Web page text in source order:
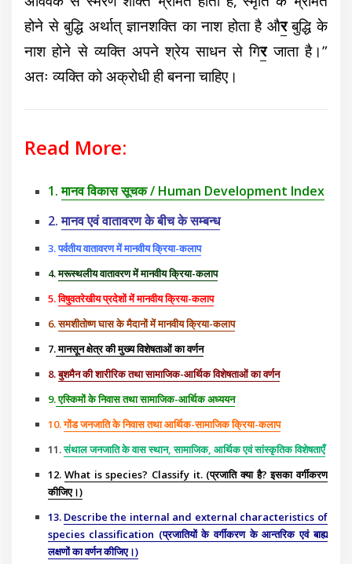
होने से बुद्धि अर्थात् ज्ञानशक्ति का नाश होता है औरबुद्धि के
नाश होने से व्यक्ति अपने श्रेय साधन से गिरजाता है।”
अतः व्यक्ति को अक्रोधी ही बनना चाहिए।
Read More:
1.मानव विकास सूचक / Human Development Index
2.मानव एवं वातावरण के बीच के सम्बन्ध
3.पर्वतीय वातावरण में मानवीय क्रिया-कलाप
4.मरूस्थलीय वातावरण में मानवीय क्रिया-कलाप
5.विषुवतरेखीय प्रदेशों में मानवीय क्रिया-कलाप
6.समशीतोष्ण घास के मैदानों में मानवीय क्रिया-कलाप
7.मानसून क्षेत्र की मुख्य विशेषताओं का वर्णन
8.बुशमैन की शारीरिक तथा सामाजिक-आर्थिक विशेषताओं का वर्णन
9.एस्किमों के निवास तथा सामाजिक-आर्थिक अध्ययन
10.गोंड जनजाति के निवास तथा आर्थिक-सामाजिक क्रिया-कलाप
11.संथाल जनजाति के वास स्थान, सामाजिक, आर्थिक एवं सांस्कृतिक विशेषताएँ
12.What is species? Classify it. (प्रजाति क्या है? इसका वर्गीकरण
कीजिए।)
13. Describe the internal and external characteristics of
species classification (प्रजातियों के वर्गीकरण के आन्तरिक एवं बाह्य
लक्षणों का वर्णन कीजिए।)